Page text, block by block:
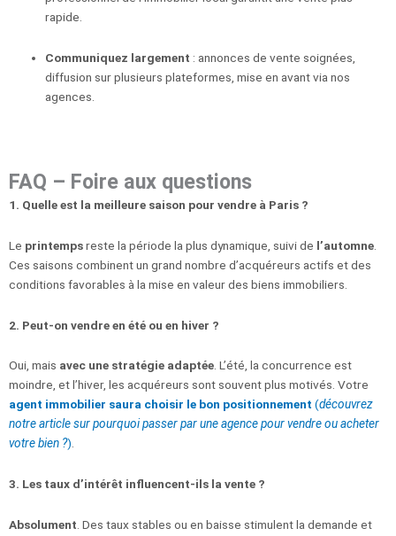
rapide.
Communiquez largement : annonces de vente soignées,
diffusion sur plusieurs plateformes, mise en avant via nos
agences.
FAQ – Foire aux questions
1. Quelle est la meilleure saison pour vendre à Paris ?
Le printempsreste la période la plus dynamique, suivi de l’automne
Ces saisons combinent un grand nombre d’acquéreurs actifs et des
conditions favorables à la mise en valeur des biens immobiliers.
2. Peut-on vendre en été ou en hiver ?
Oui, mais avec une stratégie adaptée. L’été, la concurrence est
moindre, et l’hiver, les acquéreurs sont souvent plus motivés. Votre
agent immobilier saura choisir le bon positionnement (découvrez
notre article sur pourquoi passer par une agence pour vendre ou acheter
votre bien ?).
3. Les taux d’intérêt influencent-ils la vente ?
Absolument. Des taux stables ou en baisse stimulent la demande et